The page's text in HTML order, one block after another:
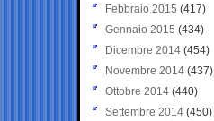
Febbraio 2015 (417)
Gennaio 2015 (434)
Dicembre 2014 (454)
Novembre 2014 (437)
Ottobre 2014 (440)
Settembre 2014 (450)